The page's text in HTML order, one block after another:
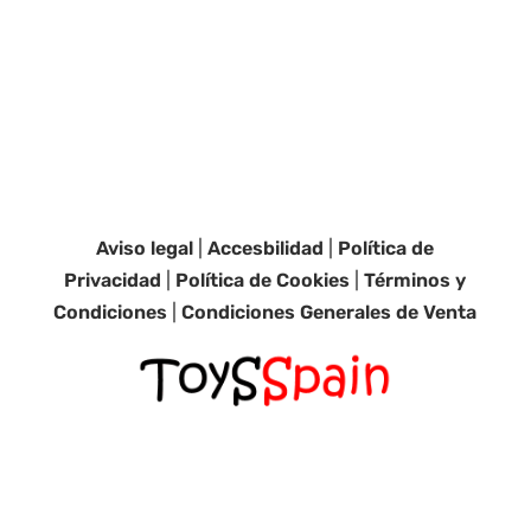
Aviso legal |Accesbilidad
Política de
Privacidad
Política de Cookies |Términos y
Condiciones |Condiciones Generales de Venta